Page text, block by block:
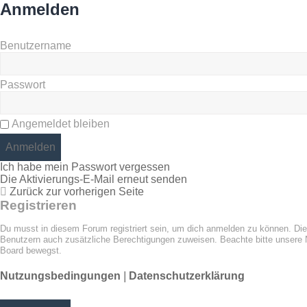
Anmelden
Benutzername
Passwort
Angemeldet bleiben
Ich habe mein Passwort vergessen
Die Aktivierungs-E-Mail erneut senden
Zurück zur vorherigen Seite
Registrieren
Du musst in diesem Forum registriert sein, um dich anmelden zu können.
Benutzern auch zusätzliche Berechtigungen zuweisen. Beachte bitte
Board bewegst.
Nutzungsbedingungen Datenschutzerklärung